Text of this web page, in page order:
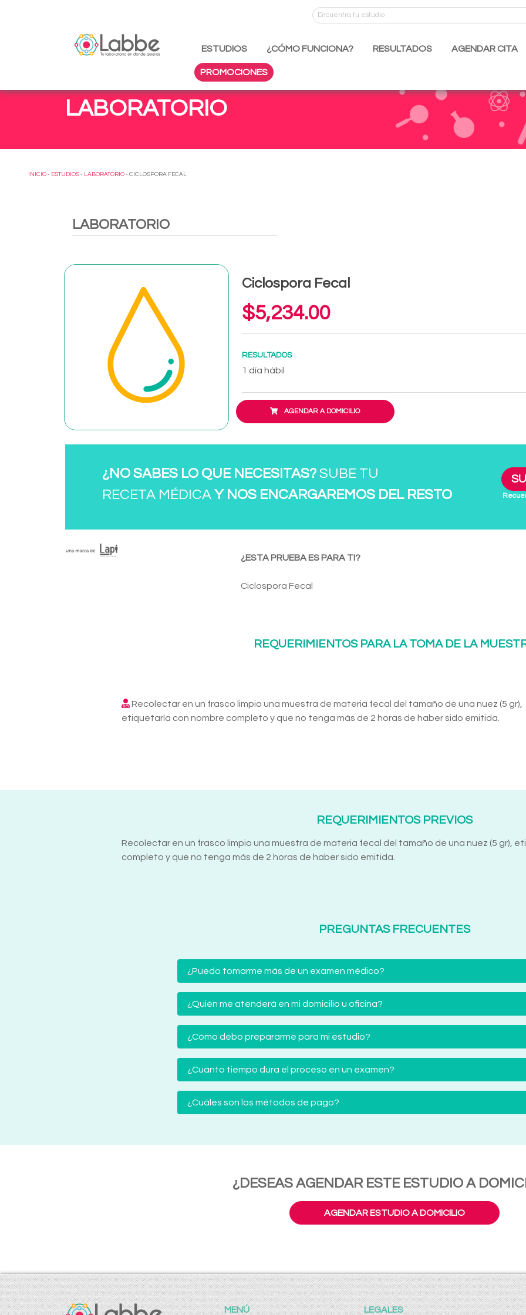
ESTUDIOS ¿CÓMO FUNCIONA? RESULTADOS AGENDAR CITA
PROMOCIONES
LABORATORIO
INICIO - ESTUDIOS - LABORATORIO - CICLOSPORA FECAL
LABORATORIO
Ciclospora Fecal
$5,234.00
RESULTADOS
1 día hábil
AGENDAR A DOMICILIO
¿NO SABES LO QUE NECESITAS? SUBE TU
RECETA MÉDICA Y NOS ENCARGAREMOS DEL RESTO
¿ESTA PRUEBA ES PARA TI?
Ciclospora Fecal
REQUERIMIENTOS PARA LA TOMA DE LA
Recolectar en un frasco limpio una muestra de materia fecal del tamaño de una nuez (5 gr),
etiquetarla con nombre completo y que no tenga más de 2 horas de haber sido emitida.
REQUERIMIENTOS PREVIOS
Recolectar en un frasco limpio una muestra de materia fecal del tamaño de una nuez (5 gr),
completo y que no tenga más de 2 horas de haber sido emitida.
PREGUNTAS FRECUENTES
¿Puedo tomarme más de un examen médico?
¿Quién me atenderá en mi domicilio u oficina?
¿Cómo debo prepararme para mi estudio?
¿Cuánto tiempo dura el proceso en un examen?
¿Cuáles son los métodos de pago?
¿DESEAS AGENDAR ESTE ESTUDIO A
AGENDAR ESTUDIO A DOMICILIO
MENÚ LEGALES